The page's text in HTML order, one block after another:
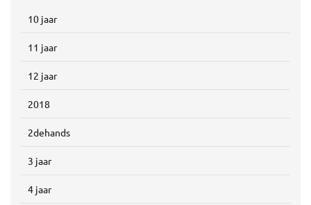
10 jaar
11 jaar
12 jaar
2018
2dehands
3 jaar
4 jaar